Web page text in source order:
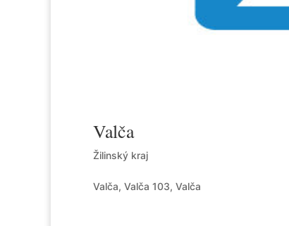
Valča
Žilinský kraj
Valča, Valča 103, Valča